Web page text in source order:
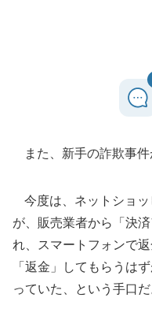
また、新手の詐欺事件
今度は、ネットショ
が、販売業者から「決
れ、スマートフォンで
「返金」してもらうは
っていた、という手口だ